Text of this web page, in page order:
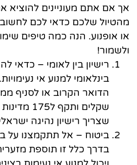
אך אם אתם מעוניינים להוציא
מהטיול שלכם כדאי לכם
או אופנוע. הנה כמה טיפים
ולשמור!
רישיון בין לאומי – כדאי
בינלאומי למנוע אי
שקלים ותקף
שצריך רישיון נהיגה
ביטוח – אל תתקמצנו על
בדרך כלל זו תוספת